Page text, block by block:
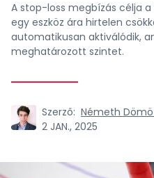
A stop-loss megbízás célja
egy eszköz ára hirtelen
automatikusan aktiválódik,
meghatározott szintet.
Szerző: Németh
2 JAN., 2025